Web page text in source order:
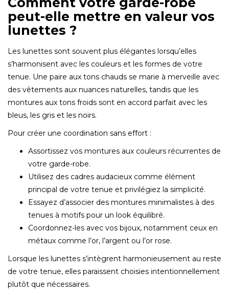
peut-elle mettre en valeur vos
lunettes ?
Les lunettes sont souvent plus élégantes lorsqu’elles
s’harmonisent avec les couleurs et les formes de votre
tenue. Une paire aux tons chauds se marie à merveille avec
des vêtements aux nuances naturelles, tandis que les
montures aux tons froids sont en accord parfait avec les
bleus, les gris et les noirs.
Pour créer une coordination sans effort :
Assortissez vos montures aux couleurs récurrentes de
votre garde-robe.
Utilisez des cadres audacieux comme élément
principal de votre tenue et privilégiez la simplicité.
Essayez d’associer des montures minimalistes à des
tenues à motifs pour un look équilibré.
Coordonnez-les avec vos bijoux, notamment ceux en
métaux comme l’or, l’argent ou l’or rose.
Lorsque les lunettes s’intègrent harmonieusement au reste
de votre tenue, elles paraissent choisies intentionnellement
plutôt que nécessaires.